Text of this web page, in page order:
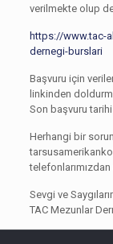
verilmekte olup
https://www.tac-
dernegi-burslari
Başvuru için
linkinden
Son başvuru tarihi
Herhangi bir
telefonlarımızdan
Sevgi ve
TAC Mezunlar